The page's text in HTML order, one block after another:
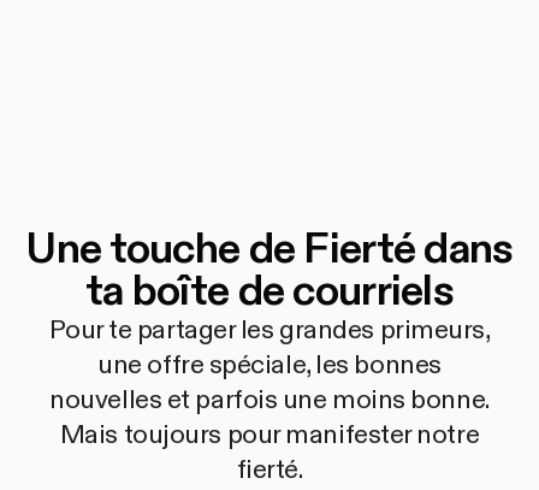
Une touche de Fierté dans
ta boîte de courriels
Pour te partager les grandes primeurs,
une offre spéciale, les bonnes
nouvelles et parfois une moins bonne.
Mais toujours pour manifester notre
fierté.